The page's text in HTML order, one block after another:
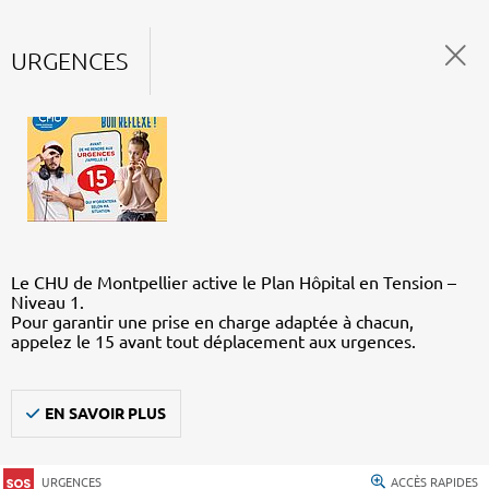
URGENCES
Le CHU de Montpellier active le Plan Hôpital en Tension –
Niveau 1.
Pour garantir une prise en charge adaptée à chacun,
appelez le 15 avant tout déplacement aux urgences.
EN SAVOIR PLUS
URGENCES ACCÈS RAPIDES